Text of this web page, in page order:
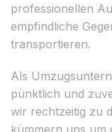
professionellen
empfindliche
transportieren.
Als
pünktlich und
wir rechtzeitig zu
kümmern uns um